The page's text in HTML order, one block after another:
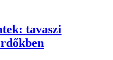
tavaszi